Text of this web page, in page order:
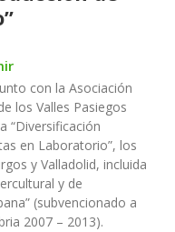
con la Asociación
los Valles Pasiegos
“Diversificación
en Laboratorio”, los
y Valladolid, incluida
y de
(subvencionado a
2007 – 2013).